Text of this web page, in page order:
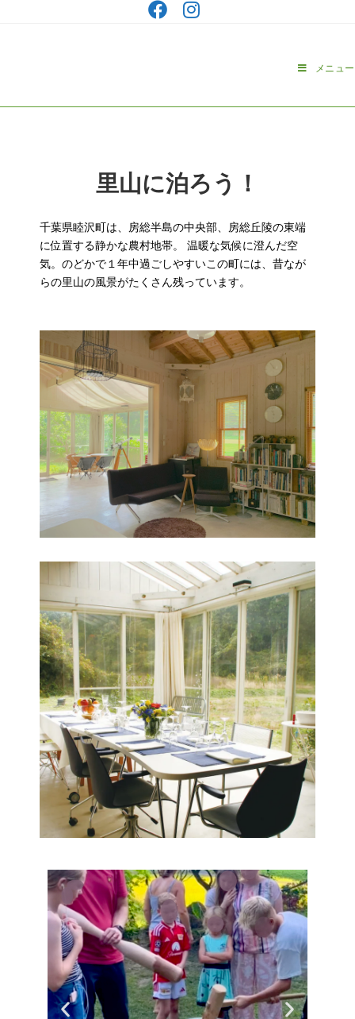
メニュー
里山に泊ろう！
千葉県睦沢町は、房総半島の中央部、房総丘陵の東端
に位置する静かな農村地帯。 温暖な気候に澄んだ空
気。のどかで１年中過ごしやすいこの町には、昔なが
らの里山の風景がたくさん残っています。